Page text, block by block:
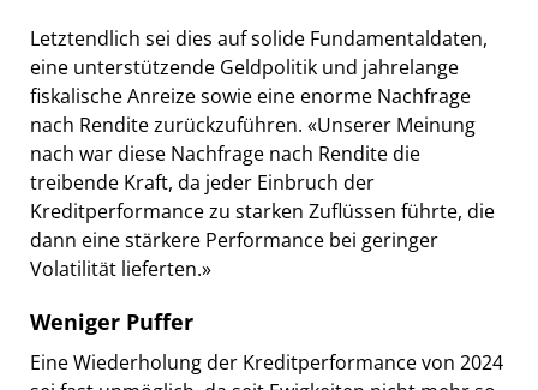
Letztendlich sei dies auf solide Fundamentaldaten,
eine unterstützende Geldpolitik und jahrelange
fiskalische Anreize sowie eine enorme Nachfrage
nach Rendite zurückzuführen. «Unserer Meinung
nach war diese Nachfrage nach Rendite die
treibende Kraft, da jeder Einbruch der
Kreditperformance zu starken Zuflüssen führte, die
dann eine stärkere Performance bei geringer
Volatilität lieferten.»
Weniger Puffer
Eine Wiederholung der Kreditperformance von 2024